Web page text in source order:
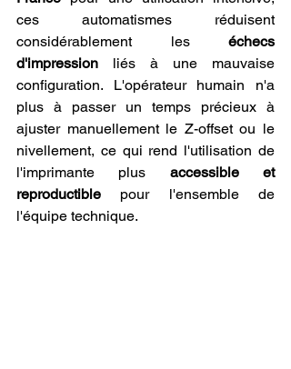
ces automatismes réduisent
considérablement les échecs
d'impression liés à une mauvaise
configuration. L'opérateur humain n'a
plus à passer un temps précieux à
ajuster manuellement le Z-offset ou le
nivellement, ce qui rend l'utilisation de
l'imprimante plus accessible et
reproductible pour l'ensemble de
l'équipe technique.